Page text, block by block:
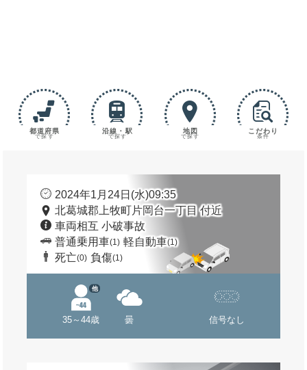
都道府県
で探す
沿線・駅
で探す
地図
で探す
こだわり
条件
2024年1月24日(水)09:35
北葛城郡上牧町片岡台一丁目 付近
車両相互 小破事故
普通乗用車(1) 軽自動車(1)
死亡(0) 負傷(1)
35～44歳
他
曇 信号なし